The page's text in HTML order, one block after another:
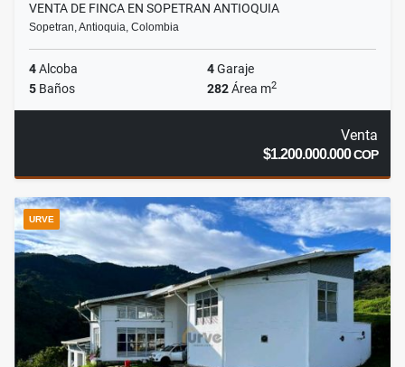
VENTA DE FINCA EN SOPETRAN ANTIOQUIA
Sopetran, Antioquia, Colombia
4Alcoba 4Garaje
5 Baños 282Área m2
Venta
$1.200.000.000COP
URVE